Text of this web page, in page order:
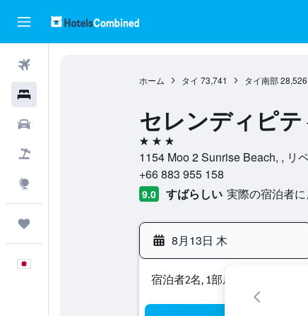
ホーム タイ 73,741 タイ南部 28,526
セレンディピ
3つ星
1154 Moo 2 Sunrise Beach, , リ
+66 883 955 158
9.0 すばらしい 実際の宿泊者
8月13日 木
宿泊者2名, 1​部屋